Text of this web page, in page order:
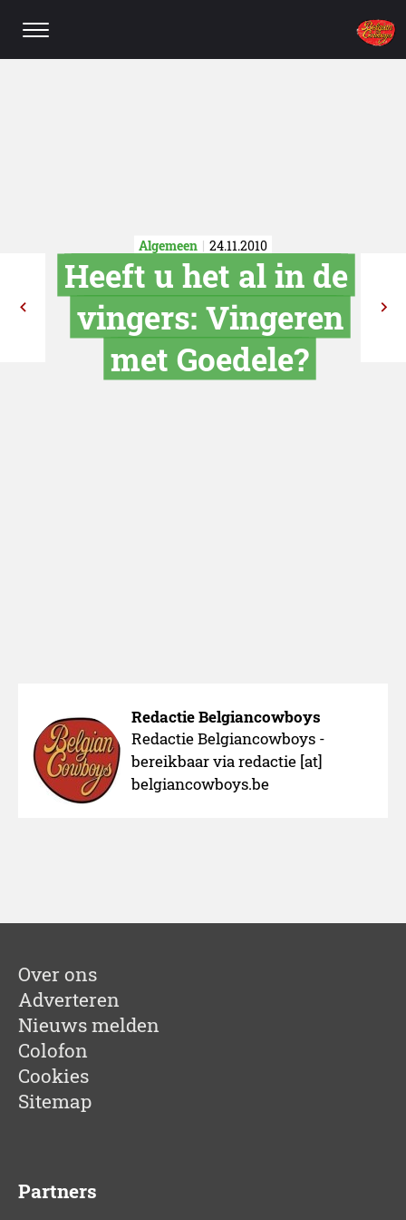
Algemeen 24.11.2010
Heeft u het al
Redactie Belgiancowboys
Redactie Belgiancowboys -
bereikbaar via redactie [at]
belgiancowboys.be
Over ons
Adverteren
Nieuws melden
Colofon
Cookies
Sitemap
Partners